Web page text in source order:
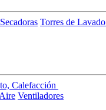
Secadoras Torres de Lavado
Calefacción
Ventiladores